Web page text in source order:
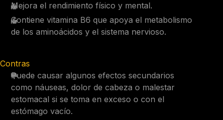
Mejora el rendimiento físico y mental.
Contiene vitamina B6 que apoya el metabolismo
de los aminoácidos y el sistema nervioso.
Contras
Puede causar algunos efectos secundarios
como náuseas, dolor de cabeza o malestar
estomacal si se toma en exceso o con el
estómago vacío.